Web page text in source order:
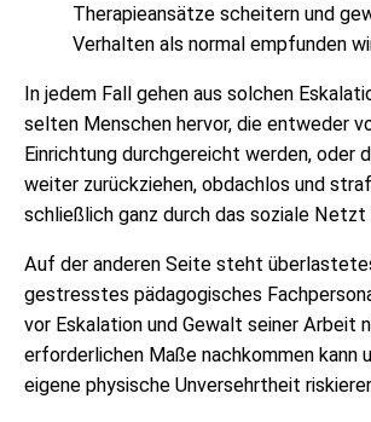
Therapieansätze scheitern und
Verhalten als normal empfunden
In jedem Fall gehen aus solchen
selten Menschen hervor, die entweder
Einrichtung durchgereicht werden, oder
weiter zurückziehen, obdachlos und
schließlich ganz durch das soziale Netzt
Auf der anderen Seite steht
gestresstes pädagogisches
vor Eskalation und Gewalt seiner Arbeit
erforderlichen Maße nachkommen kann
eigene physische Unversehrtheit